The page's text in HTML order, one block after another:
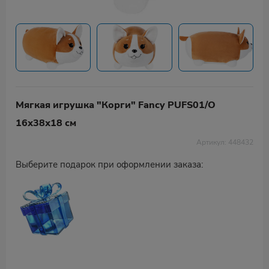
Мягкая игрушка "Корги" Fancy PUFS01/O
16х38х18 см
Артикул: 448432
Выберите подарок при оформлении заказа: